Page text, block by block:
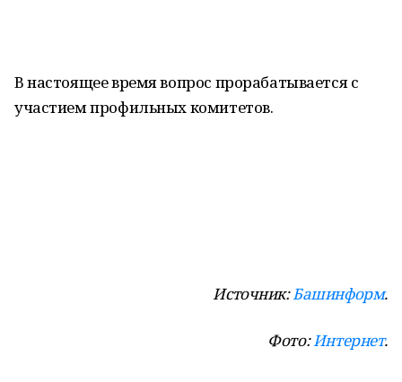
В настоящее время вопрос прорабатывается с
участием профильных комитетов.
Источник:Башинформ.
Фото:Интернет.